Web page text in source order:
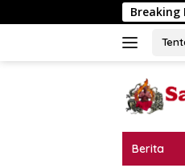
ke
Breaking
Desa
Berita